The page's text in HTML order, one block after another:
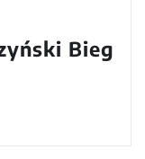
Bieg